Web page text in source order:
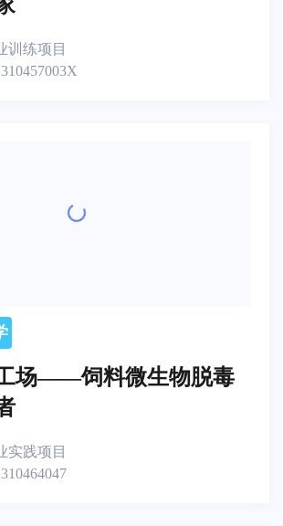
训练项目
场——饲料微生物脱毒
实践项目